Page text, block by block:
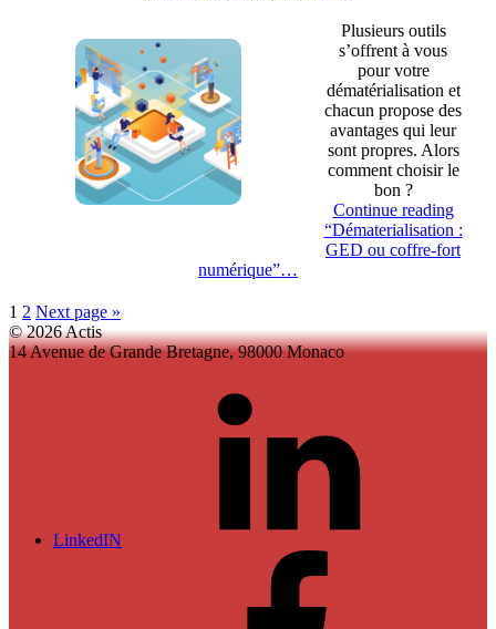
Plusieurs outils
s’offrent à vous
pour votre
dématérialisation et
chacun propose des
avantages qui leur
sont propres. Alors
comment choisir le
bon ?
Continue reading
“Dématerialisation :
GED ou coffre-fort
numérique”…
1 2 Next page »
© 2026 Actis
14 Avenue de Grande Bretagne, 98000 Monaco
LinkedIN